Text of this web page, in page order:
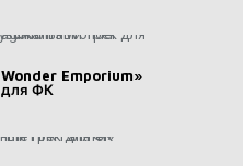
Emporium»
ФК